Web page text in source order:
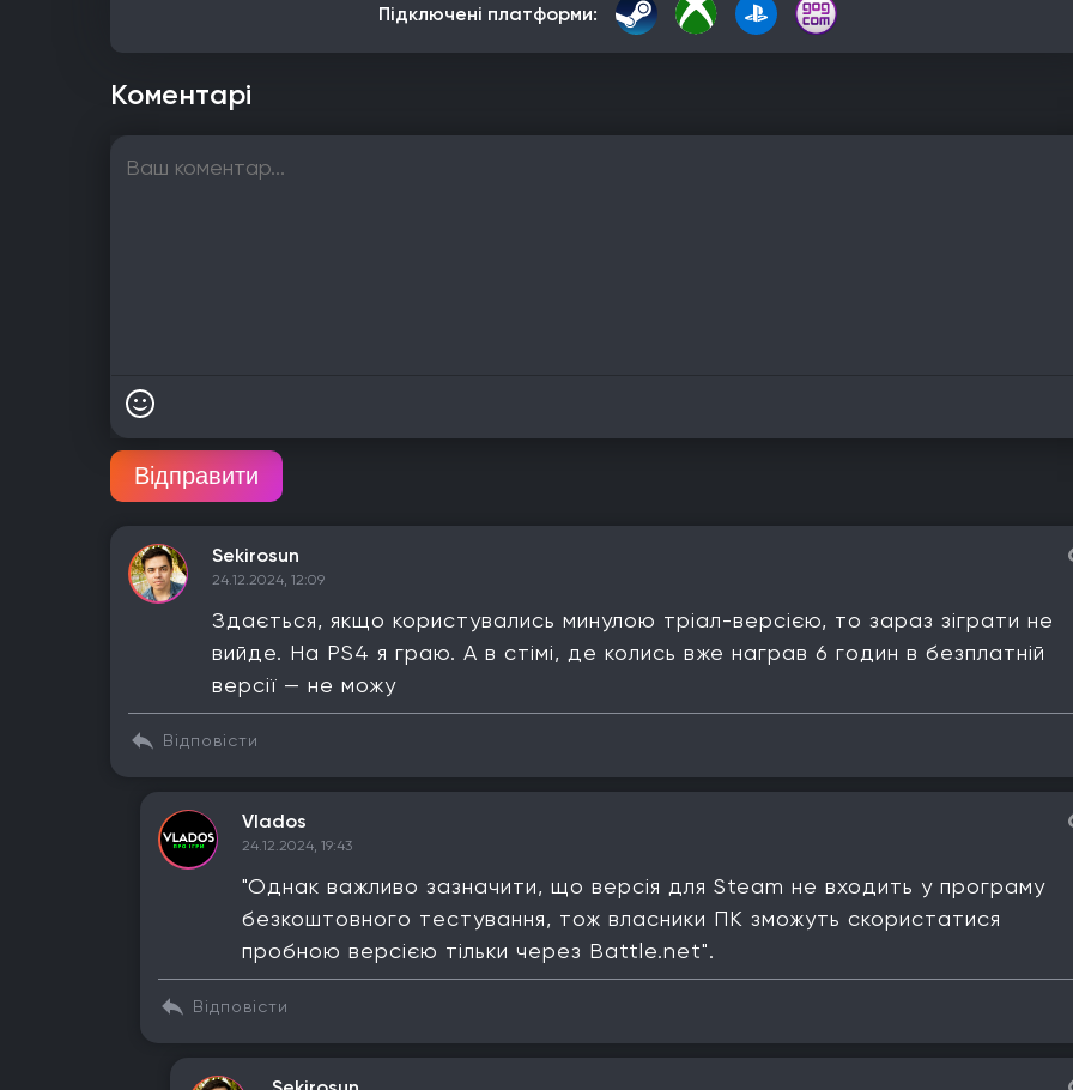
Підключені платформи:
Коментарі
Відправити
Sekirosun
24.12.2024, 12:09
Здається, якщо користувались минулою тріал-версією, то зараз зіграти не
вийде. На PS4 я граю. А в стімі, де колись вже награв 6 годин в безплатній
версії — не можу
Відповісти
Vlados
24.12.2024, 19:43
"Однак важливо зазначити, що версія для Steam не входить у програму
безкоштовного тестування, тож власники ПК зможуть скористатися
пробною версією тільки через Battle.net".
Відповісти